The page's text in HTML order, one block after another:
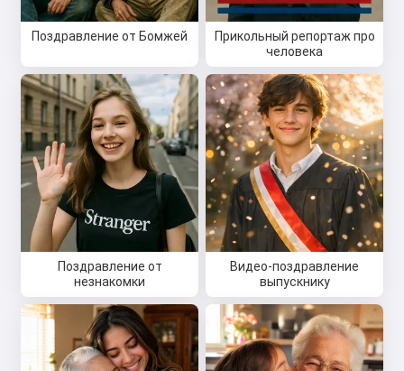
Поздравление от Бомжей
Прикольный репортаж про
человека
Поздравление от
незнакомки
Видео-поздравление
выпускнику